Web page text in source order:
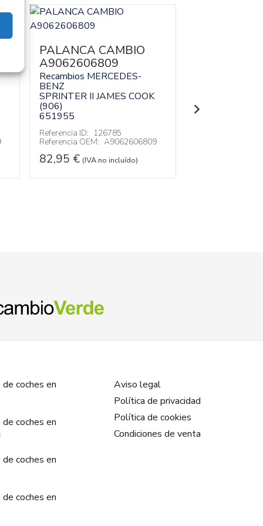
PALANCA CAMBIO
A9062606809
Recambios MERCEDES-
BENZ
SPRINTER II JAMES COOK
(906)
651955
Referencia ID: 126785
Referencia OEM: A9062606809
82,95 € (IVA no incluído)
SPRINTER II
coches en
coches en
coches en
coches en
Aviso legal
Política de privacidad
Política de cookies
Condiciones de venta